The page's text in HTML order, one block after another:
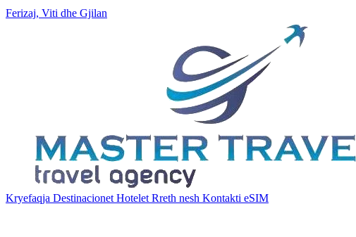
Ferizaj, Viti dhe Gjilan
Kryefaqja Destinacionet Hotelet Rreth nesh Kontakti eSIM